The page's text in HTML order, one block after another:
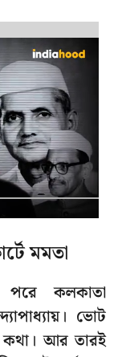
মমতা
কলকাতা
ভোট
কথা। আর তারই